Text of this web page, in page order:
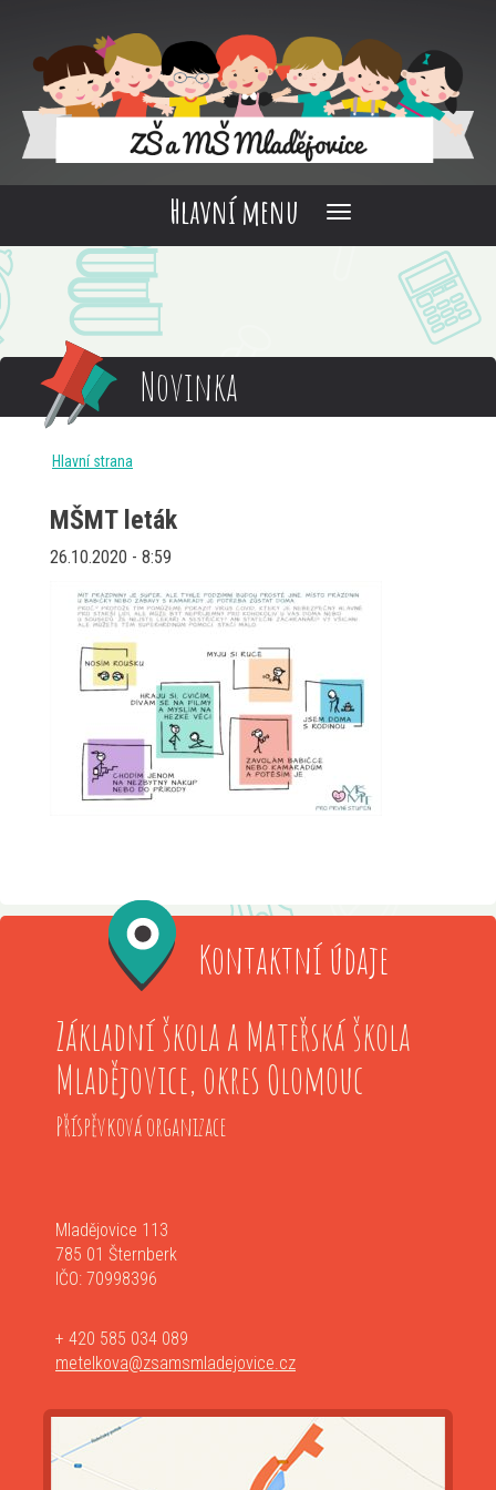
Hlavní menu
Novinka
Hlavní strana
MŠMT leták
26.10.2020 - 8:59
Kontaktní údaje
Základní škola a Mateřská škola
Mladějovice, okres Olomouc
Příspěvková organizace
Mladějovice 113
785 01 Šternberk
IČO: 70998396
+ 420 585 034 089
metelkova@zsamsmladejovice.cz